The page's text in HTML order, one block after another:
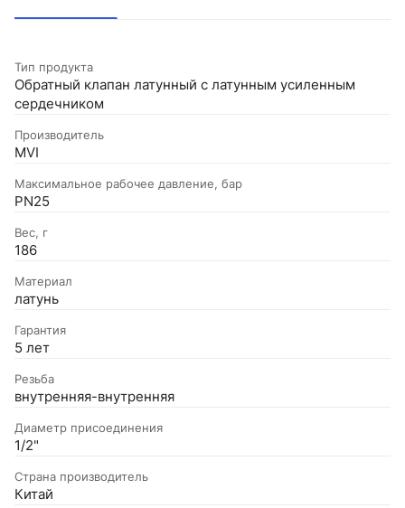
Тип продукта
Обратный клапан латунный с латунным усиленным
сердечником
Производитель
MVI
Максимальное рабочее давление, бар
PN25
Вес, г
186
Материал
латунь
Гарантия
5 лет
Резьба
внутренняя-внутренняя
Диаметр присоединения
1/2"
Страна производитель
Китай